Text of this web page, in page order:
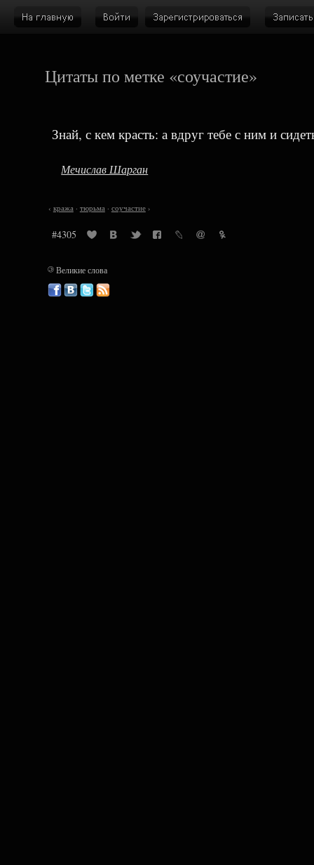
Цитаты по метке «соучастие»
Знай, с кем красть: а вдруг тебе с ним и
Мечислав Шарган
‹ кража· тюрьма· соучастие›
#4305
©Великие слова